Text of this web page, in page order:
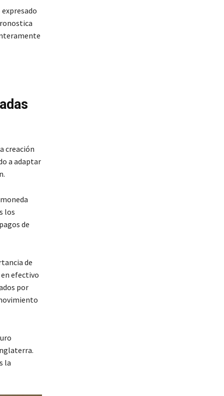
creación
a adaptar
los
de
de
efectivo
por
la